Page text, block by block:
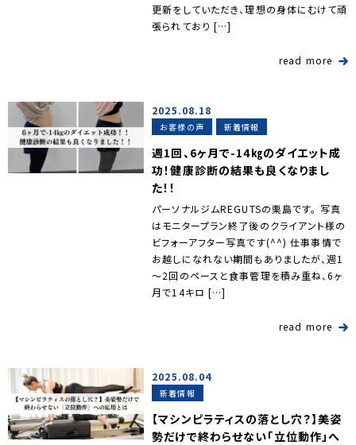
更新をしていただき、理想の身体にむけて頑
張られており […]
read more
2025.08.18
お客様の声 新着情報
週1回、6ヶ月で-14㎏のダイエット成
功！健康診断の結果も良くなりまし
た！！
パーソナルジムREGUTSの栗島です。 写真
はモニタープラン終了後のクライアント様の
ビフォーアフター写真です(^^) 仕事事情で
お越しになれない期間もありましたが、週1
～2回のペースと食事管理を積み重ね、6ヶ
月で14キロ […]
read more
2025.08.04
新着情報
【マシンピラティスの落とし穴？】美姿
勢だけで終わらせない「立位動作」へ